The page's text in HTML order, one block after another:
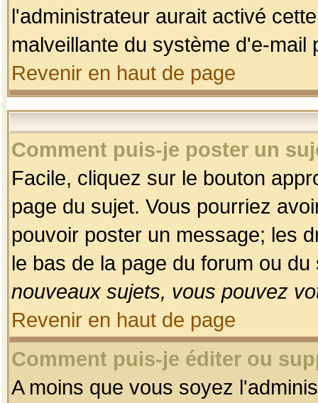
l'administrateur aurait activé
malveillante du système d'e-
Revenir en haut de page
Comment puis-je poster un
Facile, cliquez sur le bouton
page du sujet. Vous pourriez
pouvoir poster un message; les
le bas de la page du forum ou
nouveaux sujets, vous pouvez
Revenir en haut de page
Comment puis-je éditer ou
A moins que vous soyez